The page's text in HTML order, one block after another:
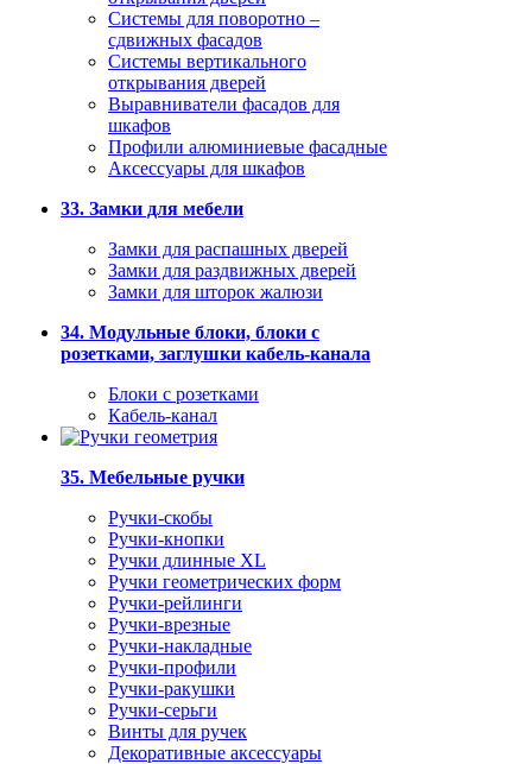
Системы для поворотно –
сдвижных фасадов
Системы вертикального
открывания дверей
Выравниватели фасадов для
шкафов
Профили алюминиевые фасадные
Аксессуары для шкафов
33. Замки для мебели
Замки для распашных дверей
Замки для раздвижных дверей
Замки для шторок жалюзи
34. Модульные блоки, блоки с
розетками, заглушки кабель-канала
Блоки с розетками
Кабель-канал
35. Мебельные ручки
Ручки-скобы
Ручки-кнопки
Ручки длинные XL
Ручки геометрических форм
Ручки-рейлинги
Ручки-врезные
Ручки-накладные
Ручки-профили
Ручки-ракушки
Ручки-серьги
Винты для ручек
Декоративные аксессуары